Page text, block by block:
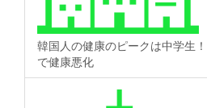
韓国人の健康のピークは中学生
で健康悪化